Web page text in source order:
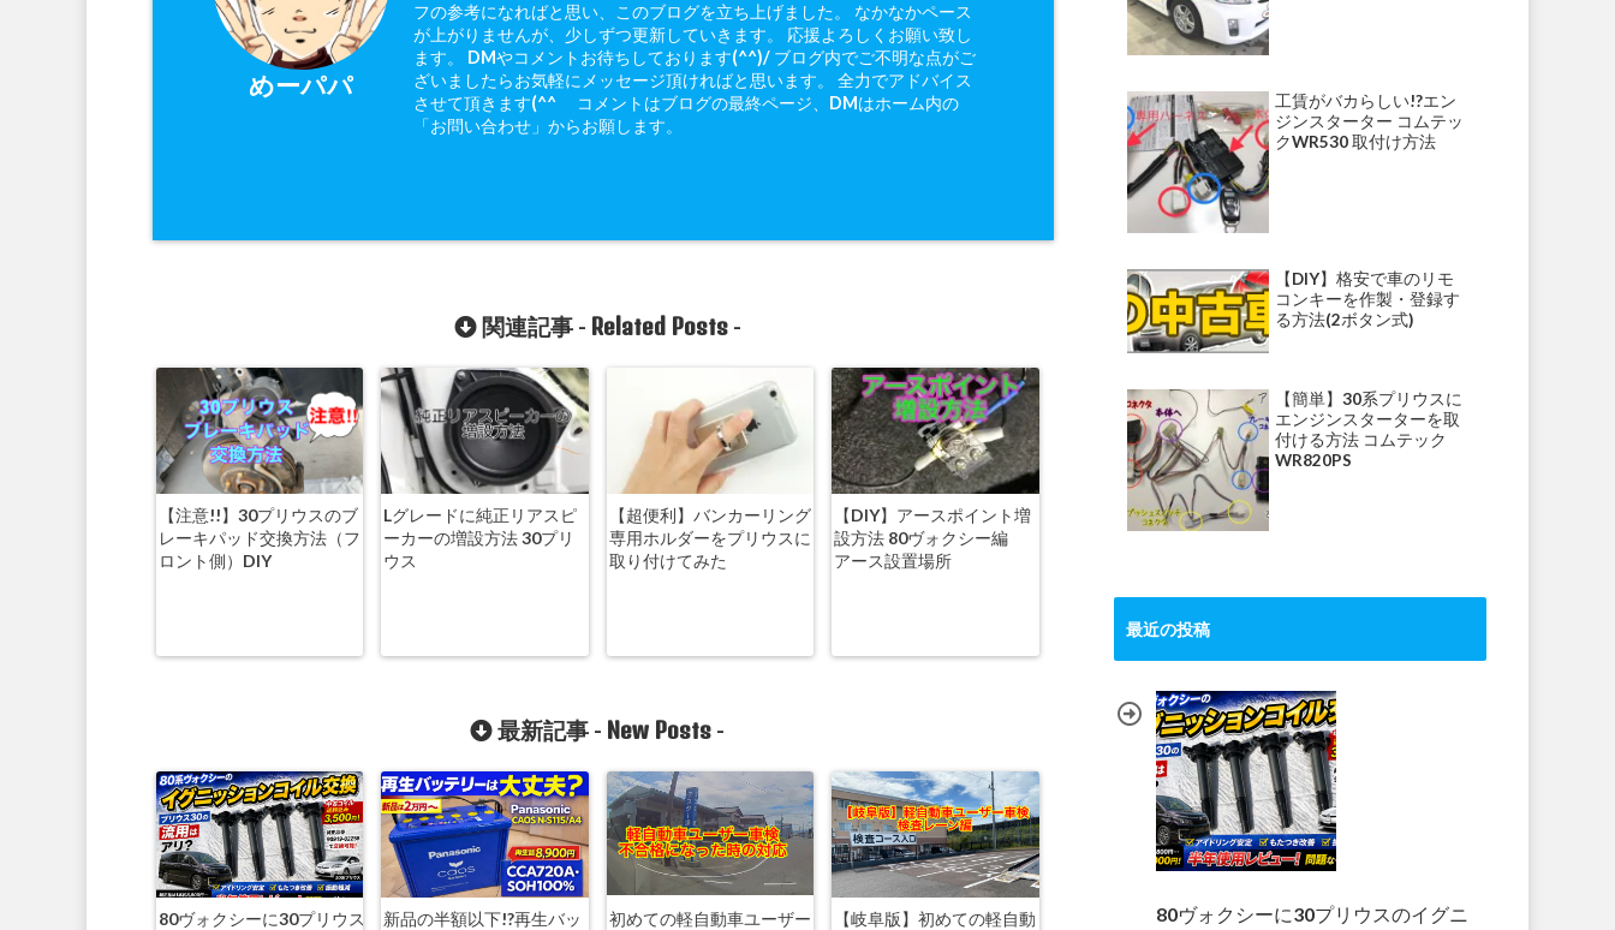
めーパパ
フの参考になればと思い、このブログを立ち上げました。 なかなかペース
が上がりませんが、少しずつ更新していきます。 応援よろしくお願い致し
ます。 DMやコメントお待ちしております(^^)/ ブログ内でご不明な点がご
ざいましたらお気軽にメッセージ頂ければと思います。 全力でアドバイス
させて頂きます(^^ゞ コメントはブログの最終ページ、DMはホーム内の
「お問い合わせ」からお願します。
関連記事 - Related Posts-
【注意!!】30プリウスのブ
レーキパッド交換方法（フ
ロント側）DIY
Lグレードに純正リアスピ
ーカーの増設方法 30プリ
ウス
【超便利】バンカーリング
専用ホルダーをプリウスに
取り付けてみた
【DIY】アースポイント増
設方法 80ヴォクシー編
アース設置場所
最新記事 - New Posts -
80ヴォクシーに30プリウス
新品の半額以下!?再生バッ
初めての軽自動車ユーザー
【岐阜版】初めての軽自動
工賃がバカらしい!?エン
ジンスターター コムテッ
クWR530 取付け方法
【DIY】格安で車のリモ
コンキーを作製・登録す
る方法(2ボタン式)
【簡単】30系プリウスに
エンジンスターターを取
付ける方法 コムテック
WR820PS
最近の投稿
80ヴォクシーに30プリウスのイグニ